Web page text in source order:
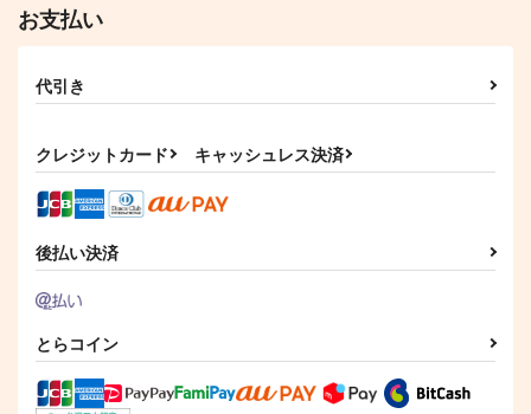
クリアファイル
スナネコシンドバッ
472円（税込）
550
風鳴翼
Przm Star
330円 （税込）
お支払い
代引き
クレジットカード キャッシュレス決済
後払い決済
とらコイン